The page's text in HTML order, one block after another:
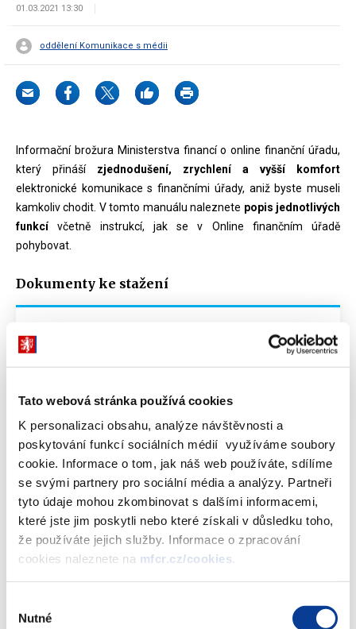
Tato webová stránka používá cookies
K personalizaci obsahu, analýze návštěvnosti a
poskytování funkcí sociálních médií využíváme soubory
cookie. Informace o tom, jak náš web používáte, sdílíme
se svými partnery pro sociální média a analýzy. Partneři
tyto údaje mohou zkombinovat s dalšími informacemi,
které jste jim poskytli nebo které získali v důsledku toho,
že používáte jejich služby. Informace o zpracování
cookies naleznete na mfcr.cz/cookies.
souhlasu
Nutné
01.03.2021 13:30
oddělení Komunikace s médii
Informační brožura Ministerstva financí o online finanční úřadu,
který přináší zjednodušení, zrychlení a vyšší komfort
elektronické komunikace s finančními úřady, aniž byste museli
kamkoliv chodit. V tomto manuálu naleznete popis jednotlivých
funkcívčetně instrukcí, jak se v Online finančním úřadě
pohybovat.
Dokumenty ke stažení
MOJE daně - Jak na online finanční úřad PDF
(8196kB)
Dokumenty ke stažení